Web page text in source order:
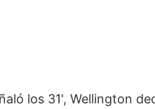
los 31', Wellington